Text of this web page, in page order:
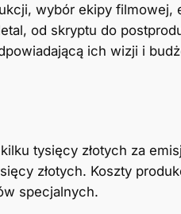
wybór ekipy filmowej,
od skryptu do
ich wizji i
tysięcy złotych za
złotych. Koszty
specjalnych.